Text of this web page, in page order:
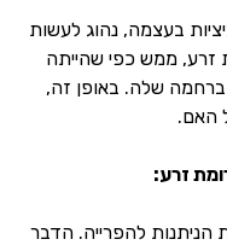
בעצמה, נהוג לעשות
זרע, ממש כפי שהייתה
שלה. באופן זה,
האם.
זרע:
הניתנות להפרייה. הדבר